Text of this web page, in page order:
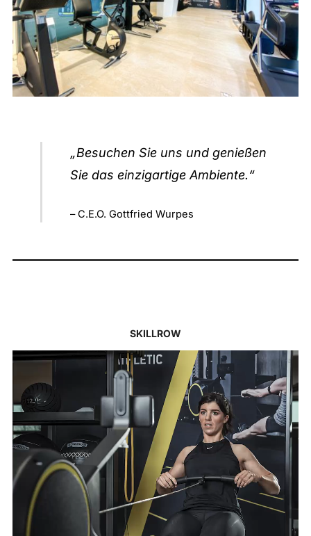
„Besuchen Sie uns und genießen
Sie das einzigartige Ambiente.“
– C.E.O. Gottfried Wurpes
SKILLROW